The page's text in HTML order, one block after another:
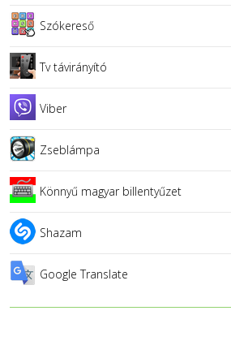
Szókereső
Tv távirányító
Viber
Zseblámpa
Könnyű magyar billentyűzet
Shazam
Google Translate